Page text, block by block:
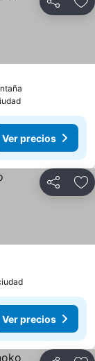
Compartir
Ver precios
Compartir
Ver precios